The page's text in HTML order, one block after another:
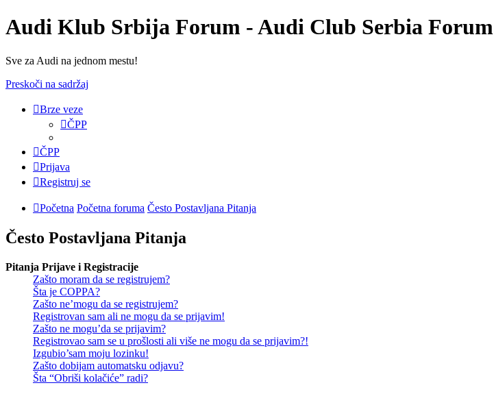
Audi Klub Srbija Forum - Audi Club Serbia Forum
Sve za Audi na jednom mestu!
Preskoči na sadržaj
Brze veze
ČPP
ČPP
Prijava
Registruj se
Početna Početna foruma Često Postavljana Pitanja
Često Postavljana Pitanja
Pitanja Prijave i Registracije
Zašto moram da se registrujem?
Šta je COPPA?
Zašto ne’mogu da se registrujem?
Registrovan sam ali ne mogu da se prijavim!
Zašto ne mogu’da se prijavim?
Registrovao sam se u prošlosti ali više ne mogu da se prijavim?!
Izgubio’sam moju lozinku!
Zašto dobijam automatsku odjavu?
Šta “Obriši kolačiće” radi?